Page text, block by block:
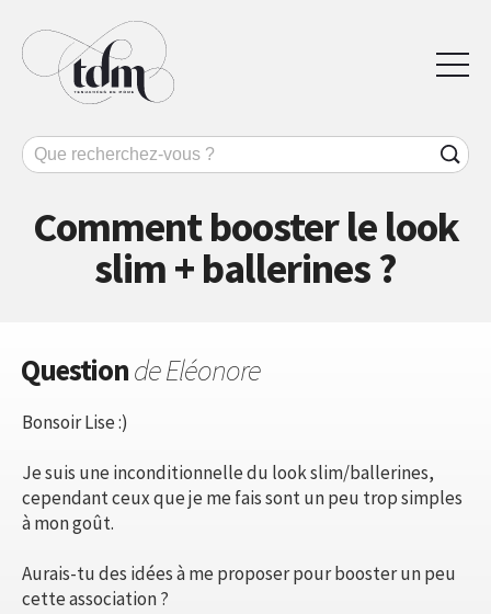
Comment booster le look
slim + ballerines ?
Questionde Eléonore
Bonsoir Lise :)
Je suis une inconditionnelle du look slim/ballerines,
cependant ceux que je me fais sont un peu trop simples
à mon goût.
Aurais-tu des idées à me proposer pour booster un peu
cette association ?